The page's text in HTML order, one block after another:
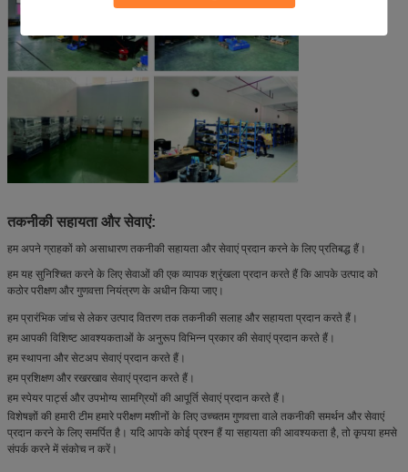
तकनीकी सहायता और सेवाएं:
हम अपने ग्राहकों को असाधारण तकनीकी सहायता और सेवाएं प्रदान करने के लिए प्रतिबद्ध हैं।
हम यह सुनिश्चित करने के लिए सेवाओं की एक व्यापक श्रृंखला प्रदान करते हैं कि आपके उत्पाद को
कठोर परीक्षण और गुणवत्ता नियंत्रण के अधीन किया जाए।
हम प्रारंभिक जांच से लेकर उत्पाद वितरण तक तकनीकी सलाह और सहायता प्रदान करते हैं।
हम आपकी विशिष्ट आवश्यकताओं के अनुरूप विभिन्न प्रकार की सेवाएं प्रदान करते हैं।
हम स्थापना और सेटअप सेवाएं प्रदान करते हैं।
हम प्रशिक्षण और रखरखाव सेवाएं प्रदान करते हैं।
हम स्पेयर पार्ट्स और उपभोग्य सामग्रियों की आपूर्ति सेवाएं प्रदान करते हैं।
विशेषज्ञों की हमारी टीम हमारे परीक्षण मशीनों के लिए उच्चतम गुणवत्ता वाले तकनीकी समर्थन और सेवाएं
प्रदान करने के लिए समर्पित है। यदि आपके कोई प्रश्न हैं या सहायता की आवश्यकता है, तो कृपया हमसे
संपर्क करने में संकोच न करें।